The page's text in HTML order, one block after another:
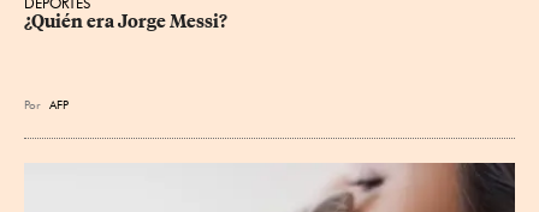
¿Quién era Jorge Messi?
Por AFP